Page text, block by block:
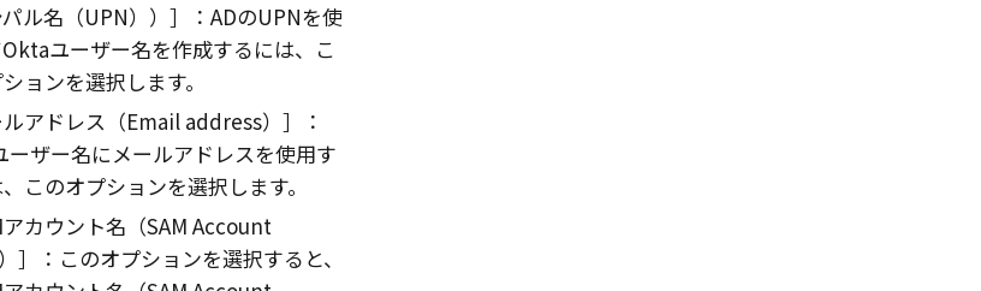
ル名（UPN））
：ADのUPNを使
Oktaユーザー名を作成するには、こ
ョンを選択します。
アドレス（Email address）
：
ーザー名にメールアドレスを使用す
このオプションを選択します。
アカウント名（SAM Account
：このオプションを選択すると、